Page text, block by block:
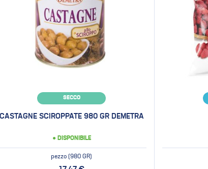
SECCO
CASTAGNE SCIROPPATE 980 GR DEMETRA
● DISPONIBILE
pezzo (980 GR)